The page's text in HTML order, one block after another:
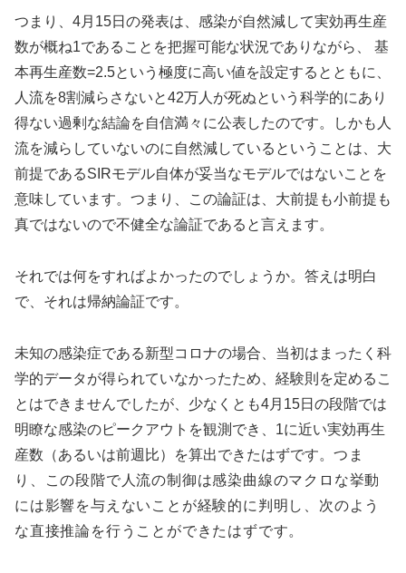
つまり、4月15日の発表は、感染が自然減して実効再生産
数が概ね1であることを把握可能な状況でありながら、 基
本再生産数=2.5という極度に高い値を設定するとともに、
人流を8割減らさないと42万人が死ぬという科学的にあり
得ない過剰な結論を自信満々に公表したのです。しかも人
流を減らしていないのに自然減しているということは、大
前提であるSIRモデル自体が妥当なモデルではないことを
意味しています。つまり、この論証は、大前提も小前提も
真ではないので不健全な論証であると言えます。
それでは何をすればよかったのでしょうか。答えは明白
で、それは帰納論証です。
未知の感染症である新型コロナの場合、当初はまったく科
学的データが得られていなかったため、経験則を定めるこ
とはできませんでしたが、少なくとも4月15日の段階では
明瞭な感染のピークアウトを観測でき、1に近い実効再生
産数（あるいは前週比）を算出できたはずです。 つま
り、この段階で人流の制御は感染曲線のマクロな挙動
には影響を与えないことが経験的に判明し、次のよう
な直接推論を行うことができたはずです。